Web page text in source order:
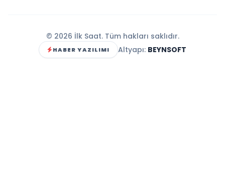
© 2026 İlk Saat. Tüm hakları saklıdır.
HABER YAZILIMI Altyapı: BEYNSOFT